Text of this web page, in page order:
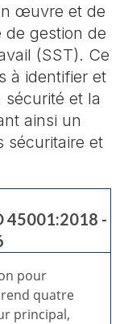
œuvre et de
de gestion de
(SST). Ce
à identifier et
et la
ainsi un
sécuritaire et
45001:2018 -
pour
quatre
principal,